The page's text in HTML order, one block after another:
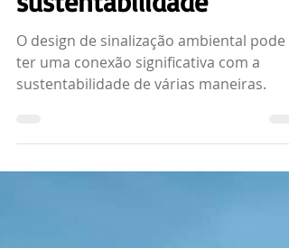
Sinalização ambiental e
sustentabilidade
O design de sinalização ambiental pode